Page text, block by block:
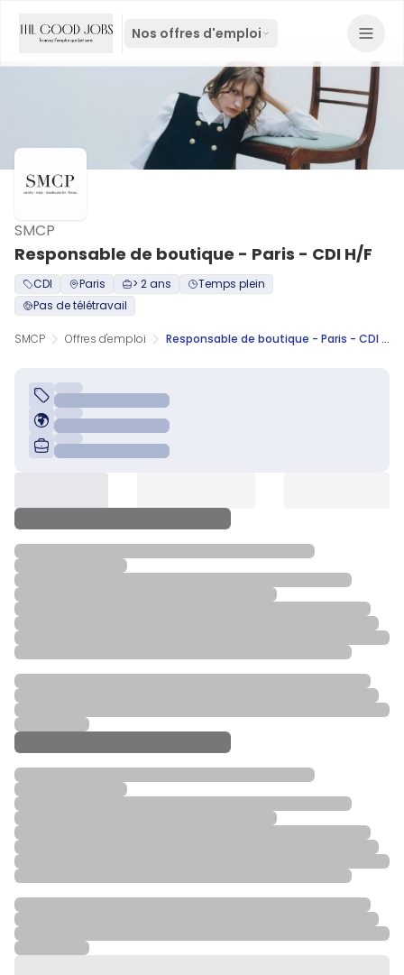
Nos offres d'emploi
Responsable de boutique - Paris - CDI H/F
SMCP
CDI Paris > 2 ans
Temps plein
Pas de télétravail
SMCP Offres d'emploi Responsable de boutique - Paris - CDI H/F